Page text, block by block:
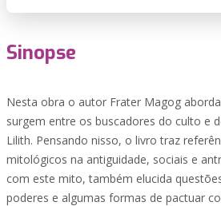
Sinopse
Nesta obra o autor Frater Magog
surgem entre os buscadores do culto e
Lilith. Pensando nisso, o livro traz
mitológicos na antiguidade, sociais e
com este mito, também elucida
poderes e algumas formas de pactuar